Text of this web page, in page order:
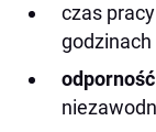
czas